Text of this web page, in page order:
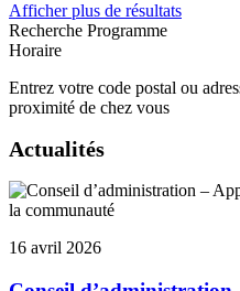
Afficher plus de résultats
Recherche Programme
Horaire
Entrez votre code postal ou
proximité de chez vous
Actualités
16 avril 2026